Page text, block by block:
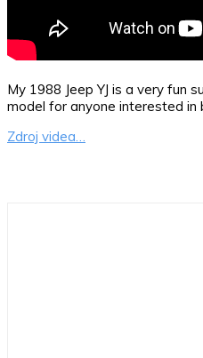
My 1988 Jeep YJ is a very fun
model for anyone interested in
Zdroj videa…